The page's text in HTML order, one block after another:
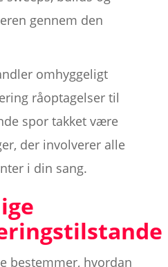
gennem den
omhyggeligt
råoptagelser til
spor takket være
der involverer alle
i din sang.
bestemmer, hvordan